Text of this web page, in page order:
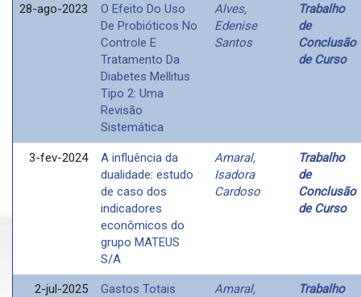
28-ago-2023
O Efeito Do Uso
De Probióticos No
Controle E
Tratamento Da
Diabetes Mellitus
Tipo 2: Uma
Revisão
Sistemática
Alves,
Edenise
Santos
Trabalho
de
Conclusão
de Curso
3-fev-2024
A influência da
dualidade: estudo
de caso dos
indicadores
econômicos do
grupo MATEUS
S/A
Amaral,
Isadora
Cardoso
Trabalho
de
Conclusão
de Curso
2-jul-2025
Gastos Totais
Amaral,
Trabalho